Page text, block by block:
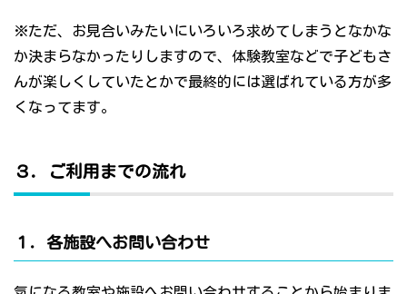
※ただ、お見合いみたいにいろいろ求めてしまうとなかな
か決まらなかったりしますので、体験教室などで子どもさ
んが楽しくしていたとかで最終的には選ばれている方が多
くなってます。
３．ご利用までの流れ
１．各施設へお問い合わせ